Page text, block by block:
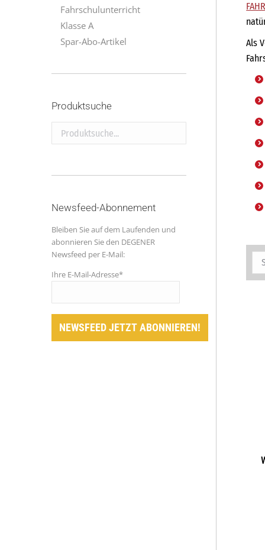
Als
Fahrschulunterricht
Klasse A
Spar-Abo-Artikel
Produktsuche
Produktsuche...
Newsfeed-Abonnement
Bleiben Sie auf dem Laufenden und
abonnieren Sie den DEGENER
Newsfeed per E-Mail:
Ihre E-Mail-Adresse*